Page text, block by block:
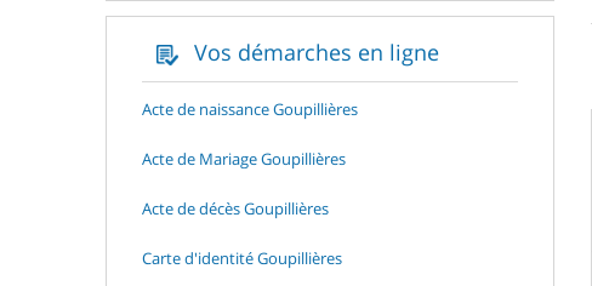
Vos démarches en ligne
Acte de naissance Goupillières
Acte de Mariage Goupillières
Acte de décès Goupillières
Carte d'identité Goupillières